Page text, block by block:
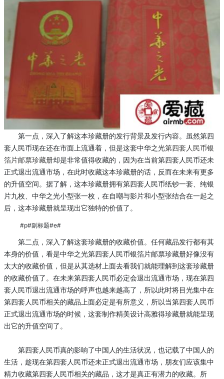
第一点，深入了解这本珍藏册的发行背景及发行内容。虽然第四
套人民币现在还在市面上流通着，但是这套中华之光第四套人民币银
箔片邮票珍藏册却是非常值得收藏的，因为在当前第四套人民币还未
正式退出流通市场，在此时收藏这本珍藏册的话，反而在未来有更多
的升值空间。据了解，这本珍藏册拥有第四套人民币纸钞一套、纯银
片九枚、中华之光小型张一枚，在自嘲与影片和小型张结合在一起之
后，这本珍藏册就呈现出它独特的价值了。
#p#副标题#e#
第二点，深入了解这套珍藏册的收藏价值。任何藏品发行都有其
本身的价值，看是中华之光第四套人民币银箔片邮票珍藏册好像没有
太大的收藏价值，但是从其选材上面去看我们就能理解到这套珍藏册
的收藏价值了。在未来第四套人民币必定会退出流通市场，现在第四
套人民币退出流通市场的呼声也越来越高了，所以此时将目光集中在
第四套人民币相关的藏品上面必定是有所意义，所以当第四套人民币
正式退出流通市场的时候，这套制作精美设计高雅得珍藏册就能呈现
出它的升值空间了。
第四套人民币真的影响了中国人的生活状况，也记载了中国人的
生活，趁现在第四套人民币还未正式退出流通市场，朋友们应该集中
精力收藏第四套人民币相关的藏品，这才是真正有潜力的收藏。所